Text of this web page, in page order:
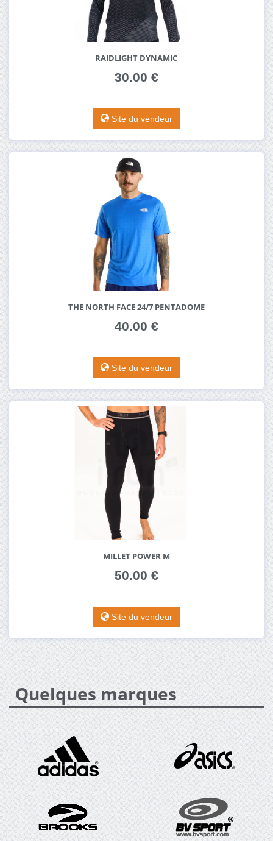
RAIDLIGHT DYNAMIC
30.00 €
Site du vendeur
THE NORTH FACE 24/7 PENTADOME
40.00 €
Site du vendeur
MILLET POWER M
50.00 €
Site du vendeur
Quelques marques